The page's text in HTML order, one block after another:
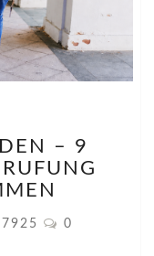
– 9
Kommentare
0